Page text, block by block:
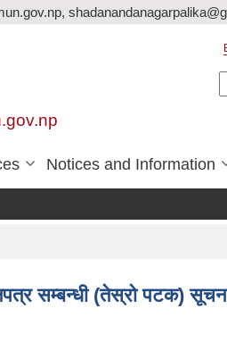
Notices and Information
सम्बन्धी (तेस्रो पटक)